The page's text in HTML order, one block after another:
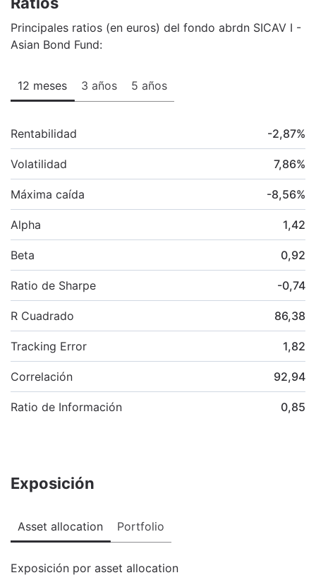
Principales ratios (en euros) del fondo abrdn SICAV I -
Asian Bond Fund:
12 meses 3 años 5 años
Rentabilidad -2,87%
Volatilidad 7,86%
Máxima caída -8,56%
Alpha 1,42
Beta 0,92
Ratio de Sharpe -0,74
R Cuadrado 86,38
Tracking Error 1,82
Correlación 92,94
Ratio de Información 0,85
Exposición
Asset allocation Portfolio
Exposición por asset allocation